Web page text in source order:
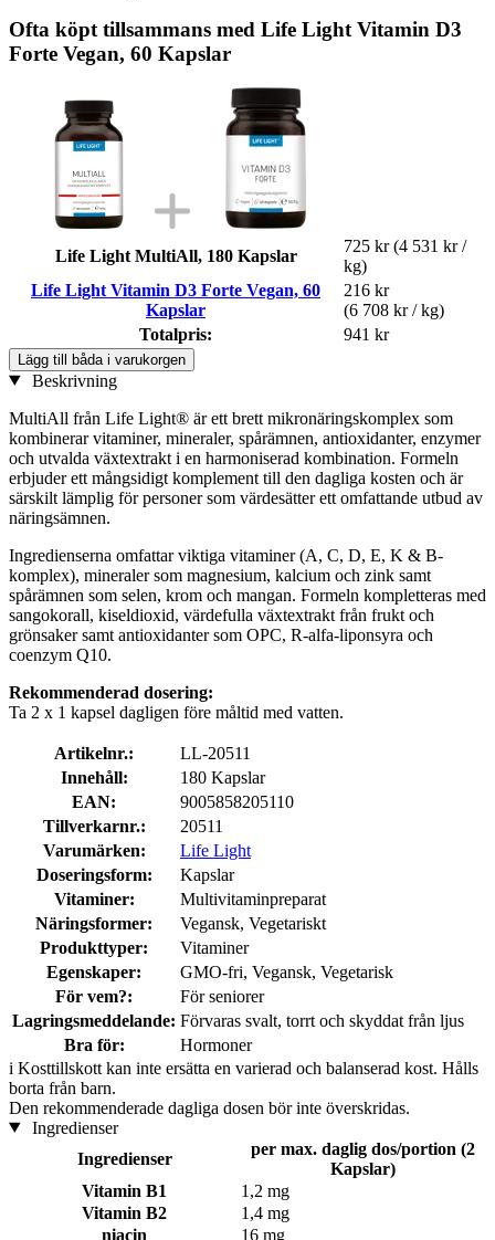
Ofta köpt tillsammans med Life Light Vitamin D3
Forte Vegan, 60 Kapslar
Life Light MultiAll, 180 Kapslar
725 kr (4 531 kr /
kg)
Life Light Vitamin D3 Forte Vegan, 60
Kapslar
216 kr
(6 708 kr / kg)
Totalpris:
941 kr
Lägg till båda i varukorgen
Beskrivning
MultiAll från Life Light® är ett brett mikronäringskomplex som
kombinerar vitaminer, mineraler, spårämnen, antioxidanter, enzymer
och utvalda växtextrakt i en harmoniserad kombination. Formeln
erbjuder ett mångsidigt komplement till den dagliga kosten och är
särskilt lämplig för personer som värdesätter ett omfattande utbud av
näringsämnen.
Ingredienserna omfattar viktiga vitaminer (A, C, D, E, K & B-
komplex), mineraler som magnesium, kalcium och zink samt
spårämnen som selen, krom och mangan. Formeln kompletteras med
sangokorall, kiseldioxid, värdefulla växtextrakt från frukt och
grönsaker samt antioxidanter som OPC, R-alfa-liponsyra och
coenzym Q10.
Rekommenderad dosering:
Ta 2 x 1 kapsel dagligen före måltid med vatten.
Artikelnr.:
LL-20511
Innehåll:
180 Kapslar
EAN:
9005858205110
Tillverkarnr.:
20511
Varumärken:
Life Light
Doseringsform:
Kapslar
Vitaminer:
Multivitaminpreparat
Näringsformer:
Vegansk, Vegetariskt
Produkttyper:
Vitaminer
Egenskaper:
GMO-fri, Vegansk, Vegetarisk
För vem?:
För seniorer
Lagringsmeddelande: Förvaras svalt, torrt och skyddat från ljus
Bra för:
Hormoner
i Kosttillskott kan inte ersätta en varierad och balanserad kost. Hålls
borta från barn.
Den rekommenderade dagliga dosen bör inte överskridas.
Ingredienser
Ingredienser
per max. daglig dos/portion (2
Kapslar)
Vitamin B1
1,2 mg
Vitamin B2
1,4 mg
niacin
16 mg